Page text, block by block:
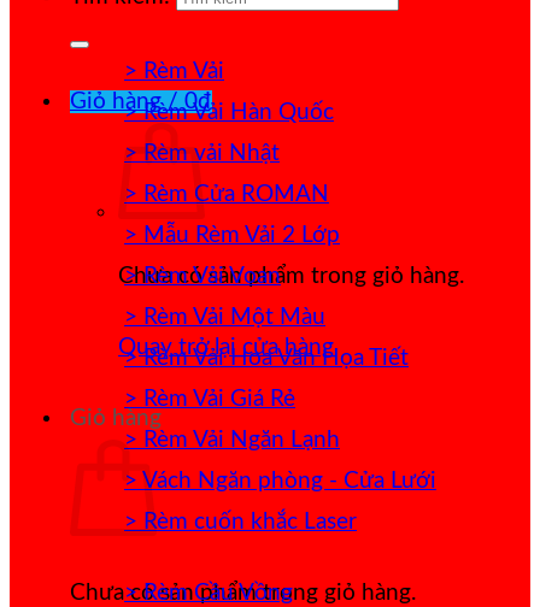
Giỏ hàng /0₫
Chưa có sản phẩm trong giỏ hàng.
Quay trở lại cửa hàng
Giỏ hàng
Chưa có sản phẩm trong giỏ hàng.
> Rèm Vải
> Rèm Vải Hàn Quốc
> Rèm vải Nhật
> Rèm Cửa ROMAN
> Mẫu Rèm Vải 2 Lớp
> Rèm Vải Voan
> Rèm Vải Một Màu
> Rèm Vải Hoa Văn Họa Tiết
> Rèm Vải Giá Rẻ
> Rèm Vải Ngăn Lạnh
> Vách Ngăn phòng - Cửa Lưới
> Rèm cuốn khắc Laser
> Rèm Cầu Vồng